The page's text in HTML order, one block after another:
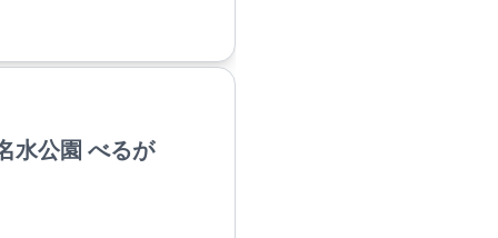
水公園 べるが